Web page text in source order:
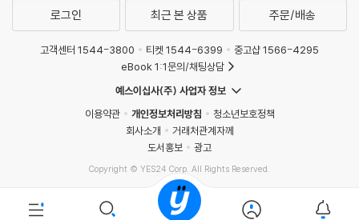
로그인 최근 본 상품 주문/배송
고객센터 1544-3800 티켓 1544-6399
중고샵 1566-4295
eBook 1:1문의/채팅상담
예스이십사(주) 사업자 정보
이용약관
개인정보처리방침
청소년보호정책
회사소개
거래처관계자께
도서홍보
광고
Copyright © YES24 Corp. All Rights Reserved.